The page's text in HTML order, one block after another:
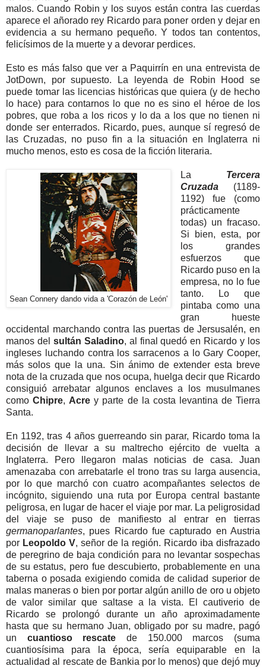
malos. Cuando Robin y los suyos están contra las cuerdas
aparece el añorado rey Ricardo para poner orden y dejar en
evidencia a su hermano pequeño. Y todos tan contentos,
felicísimos de la muerte y a devorar perdices.
Esto es más falso que ver a Paquirrín en una entrevista de
JotDown, por supuesto. La leyenda de Robin Hood se
puede tomar las licencias históricas que quiera (y de hecho
lo hace) para contarnos lo que no es sino el héroe de los
pobres, que roba a los ricos y lo da a los que no tienen ni
donde ser enterrados. Ricardo, pues, aunque sí regresó de
las Cruzadas, no puso fin a la situación en Inglaterra ni
mucho menos, esto es cosa de la ficción literaria.
Sean Connery dando vida a 'Corazón de León'
La Tercera
Cruzada(1189-
1192) fue (como
prácticamente
todas) un fracaso.
Si bien, esta, por
los grandes
esfuerzos que
Ricardo puso en la
empresa, no lo fue
tanto. Lo que
pintaba como una
gran hueste
occidental marchando contra las puertas de Jersusalén, en
manos del sultán Saladino, al final quedó en Ricardo y los
ingleses luchando contra los sarracenos a lo Gary Cooper,
más solos que la una. Sin ánimo de extender esta breve
nota de la cruzada que nos ocupa, huelga decir que Ricardo
consiguió arrebatar algunos enclaves a los musulmanes
comoChipre, Acre y parte de la costa levantina de Tierra
Santa.
En 1192, tras 4 años guerreando sin parar, Ricardo toma la
decisión de llevar a su maltrecho ejército de vuelta a
Inglaterra. Pero llegaron malas noticias de casa. Juan
amenazaba con arrebatarle el trono tras su larga ausencia,
por lo que marchó con cuatro acompañantes selectos de
incógnito, siguiendo una ruta por Europa central bastante
peligrosa, en lugar de hacer el viaje por mar. La peligrosidad
del viaje se puso de manifiesto al entrar en tierras
germanoparlantes, pues Ricardo fue capturado en Austria
por Leopoldo V, señor de la región. Ricardo iba disfrazado
de peregrino de baja condición para no levantar sospechas
de su estatus, pero fue descubierto, probablemente en una
taberna o posada exigiendo comida de calidad superior de
malas maneras o bien por portar algún anillo de oro u objeto
de valor similar que saltase a la vista. El cautiverio de
Ricardo se prolongó durante un año aproximadamente
hasta que su hermano Juan, obligado por su madre, pagó
un cuantioso rescate de 150.000 marcos (suma
cuantiosísima para la época, sería equiparable en la
actualidad al rescate de Bankia por lo menos) que dejó muy